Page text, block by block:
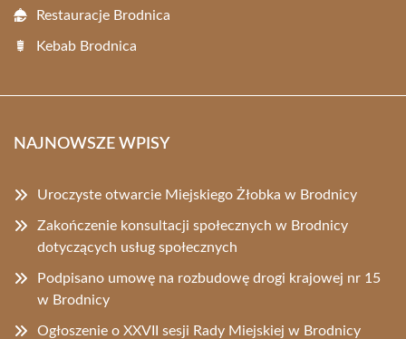
Restauracje Brodnica
Kebab Brodnica
NAJNOWSZE WPISY
Uroczyste otwarcie Miejskiego Żłobka w Brodnicy
Zakończenie konsultacji społecznych w Brodnicy
dotyczących usług społecznych
Podpisano umowę na rozbudowę drogi krajowej nr 15
w Brodnicy
Ogłoszenie o XXVII sesji Rady Miejskiej w Brodnicy